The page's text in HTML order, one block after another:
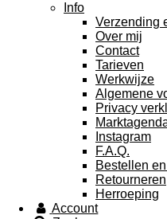
Info
Verzending
Over mij
Contact
Tarieven
Werkwijze
Algemene
Privacy
Instagram
F.A.Q.
Bestellen
Retourneren
Herroeping
Account